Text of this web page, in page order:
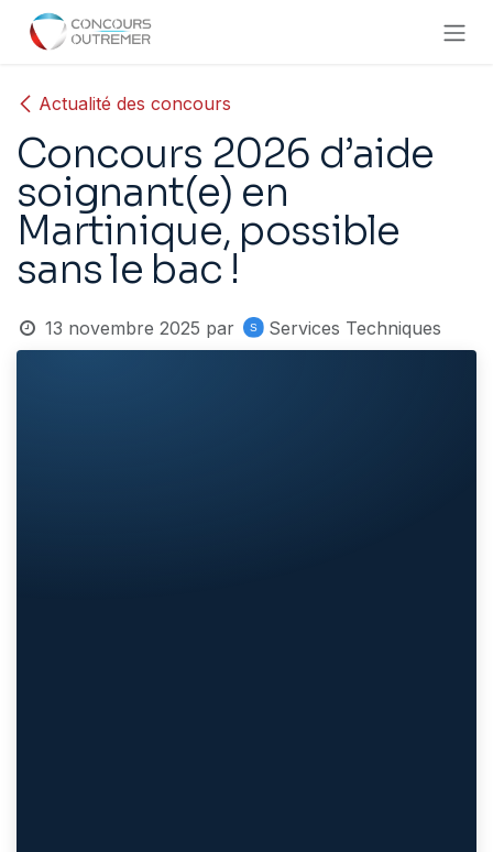
Se rendre au contenu
Actualité des concours
Concours 2026 d’aide
soignant(e) en
Martinique, possible
sans le bac !
13 novembre 2025 par Services Techniques